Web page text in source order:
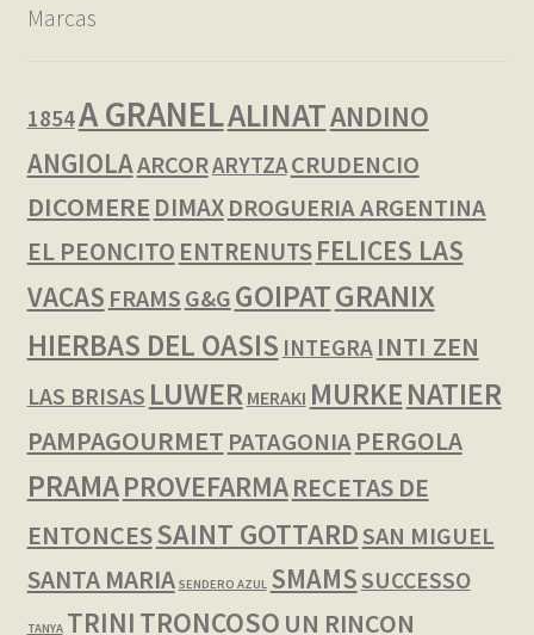
Marcas
1854A GRANELALINATANDINO
ANGIOLAARCORARYTZACRUDENCIO
DICOMERE DIMAX DROGUERIA ARGENTINA
EL PEONCITO ENTRENUTSFELICES LAS
VACAS FRAMS G&G GOIPATGRANIX
HIERBAS DEL OASIS INTEGRA INTI ZEN
LAS BRISAS LUWER MERAKI MURKENATIER
PAMPAGOURMET PATAGONIA PERGOLA
PRAMAPROVEFARMARECETAS DE
ENTONCESSAINT GOTTARDSAN MIGUEL
SANTA MARIA SENDERO AZUL SMAMSSUCCESSO
TANYA TRINI TRONCOSO UN RINCON